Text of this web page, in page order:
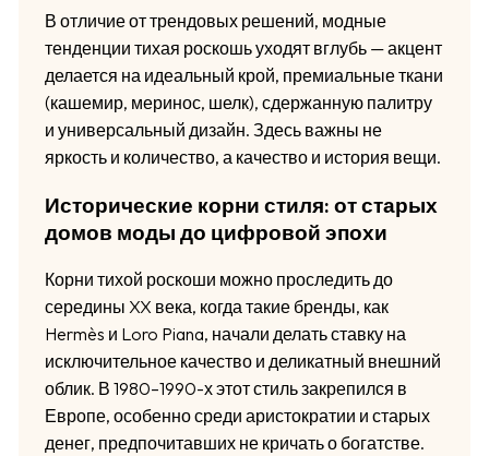
В отличие от трендовых решений, модные
тенденции тихая роскошь уходят вглубь — акцент
делается на идеальный крой, премиальные ткани
(кашемир, меринос, шелк), сдержанную палитру
и универсальный дизайн. Здесь важны не
яркость и количество, а качество и история вещи.
Исторические корни стиля: от старых
домов моды до цифровой эпохи
Корни тихой роскоши можно проследить до
середины XX века, когда такие бренды, как
Hermès и Loro Piana, начали делать ставку на
исключительное качество и деликатный внешний
облик. В 1980–1990-х этот стиль закрепился в
Европе, особенно среди аристократии и старых
денег, предпочитавших не кричать о богатстве.